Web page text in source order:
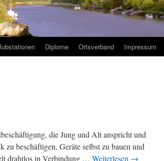
Diplome Ortsverband Impressum
die Jung und Alt anspricht und
beschäftigen, Geräte selbst zu bauen und
drahtlos in Verbindung … Weiterlesen →